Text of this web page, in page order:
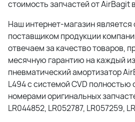
стоимость запчастей от AirBagit
Наш интернет-магазин
поставщиком продукции
отвечаем за качество товаров,
месячную гарантию на каждый
пневматический амортизатор
L494 с системой CVD полностью
номерами оригинальных
LR044852, LR052787, LR057259,